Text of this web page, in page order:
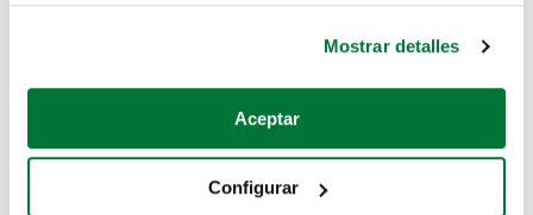
Si lo permite, también quisiéramos:
Recopilar información sobre su ubicación geográfica
Identificar su dispositivo analizándolo activamente
Mostrar detalles
Aceptar
Configurar
Coches de segunda mano
Coches de km0